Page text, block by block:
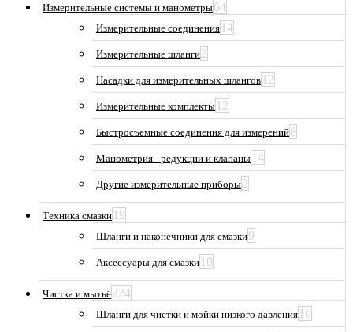
Измерительные системы и манометры64
Измерительные соединения 14
Измерительные шланги2
Насадки для измерительных шлангов 12
Измерительные комплекты 12
Быстросъемные соединения для измерений8
Манометрия_ редукции и клапаны 14
Другие измерительные приборы2
Техника смазки 19
Шланги и наконечники для смазки9
Аксессуары для смазки 10
Чистка и мытьё224
Шланги для чистки и мойки низкого давления 10